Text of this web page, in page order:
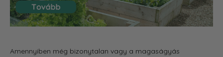
Amennyiben még bizonytalan vagy a magaságyás